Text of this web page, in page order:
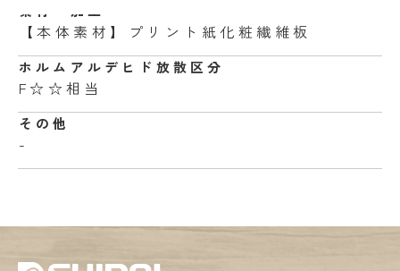
素材・加工
【本体素材】プリント紙化粧繊維板
ホルムアルデヒド 放散区分
F☆☆相当
その他
-